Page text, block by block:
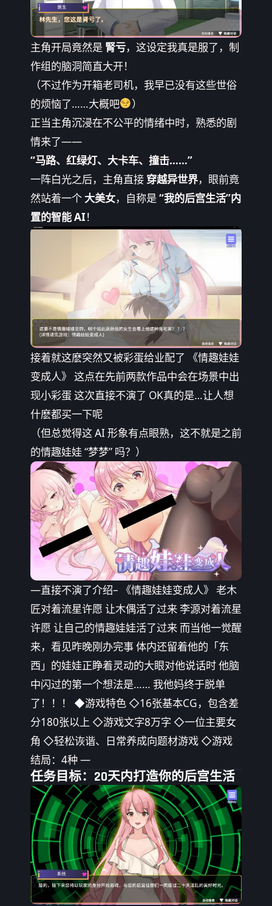
主角开局竟然是 腎亏，这设定我真是服了，制
作组的脑洞简直大开！
（不过作为开箱老司机，我早已没有这些世俗
的烦恼了……大概吧
）
正当主角沉浸在不公平的情绪中时，熟悉的剧
情来了——
“马路、红绿灯、大卡车、撞击……”
一阵白光之后，主角直接穿越异世界，眼前竟
然站着一个 大美女，自称是“我的后宫生活”内
置的智能 AI！
接着就这麽突然又被彩蛋给业配了 《情趣娃娃
变成人》 这点在先前两款作品中会在场景中出
现小彩蛋 这次直接不演了 OK真的是…让人想
什麽都买一下呢
（但总觉得这 AI 形象有点眼熟，这不就是之前
的情趣娃娃 “梦梦” 吗？）
—直接不演了介绍– 《情趣娃娃变成人》 老木
匠对着流星许愿 让木偶活了过来 李源对着流星
许愿 让自己的情趣娃娃活了过来 而当他一觉醒
来，看见昨晚刚办完事 体内还留着他的「东
西」的娃娃正睁着灵动的大眼对他说话时 他脑
中闪过的第一个想法是…… 我他妈终于脱单
了！！！ ◆游戏特色 ◇16张基本CG，包含差
分180张以上 ◇游戏文字8万字 ◇一位主要女
角 ◇轻松诙谐、日常养成向题材游戏 ◇游戏
结局：4种 —
任务目标：20天内打造你的后宫生活